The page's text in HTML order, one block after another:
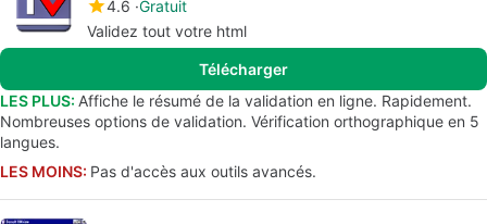
4.6 Gratuit
Validez tout votre html
Télécharger
LES PLUS: Affiche le résumé de la validation en ligne. Rapidement.
Nombreuses options de validation. Vérification orthographique en 5
langues.
LES MOINS: Pas d'accès aux outils avancés.